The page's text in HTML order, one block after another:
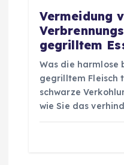
Vermeidung
gegrilltem
Was die harmlose
gegrilltem Fleisch
schwarze
wie Sie das